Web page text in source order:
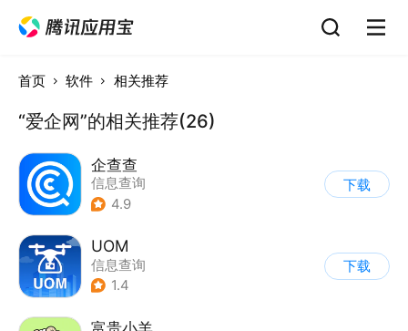
首页 软件 相关推荐
“爱企网”的相关推荐(26)
企查查
信息查询
4.9
下载
UOM
信息查询
1.4
下载